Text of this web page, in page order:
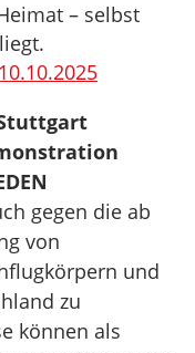
– selbst
gegen die ab
von
und
zu
können als